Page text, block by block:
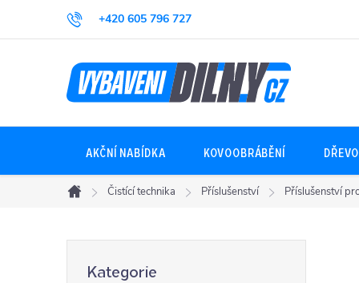
+420 605 796 727
AKČNÍ NABÍDKA KOVOOBRÁBĚNÍ
Domů
Čistící technika Příslušenství Příslušenství
kategorie
Kategorie